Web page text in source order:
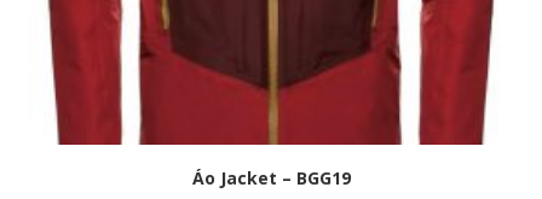
Áo Jacket – BGG19